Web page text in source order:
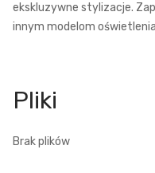
ekskluzywne stylizacje.
innym modelom
Brak plików